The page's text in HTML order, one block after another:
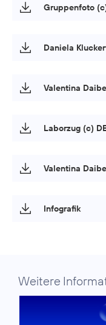
Gruppenfoto
Daniela
Valentina
Laborzug (c)
Valentina
Infografik
Weitere